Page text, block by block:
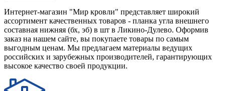
Интернет-магазин "Мир кровли" представляет широкий
ассортимент качественных товаров - планка угла внешнего
составная нижняя (бх, эб) в шт в Ликино-Дулево. Оформив
заказ на нашем сайте, вы покупаете товары по самым
выгодным ценам. Мы предлагаем материалы ведущих
российских и зарубежных производителей, гарантирующих
высокое качество своей продукции.